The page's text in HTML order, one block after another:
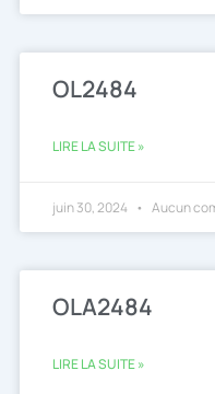
OL2484
LIRE LA SUITE »
juin 30, 2024 Aucun
OLA2484
LIRE LA SUITE »